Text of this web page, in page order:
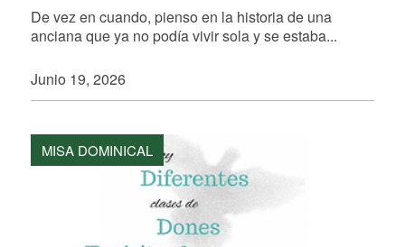
De vez en cuando, pienso en la historia de una
anciana que ya no podía vivir sola y se estaba...
Junio 19, 2026
MISA DOMINICAL